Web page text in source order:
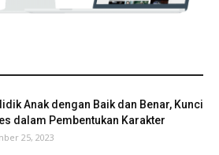
Anak dengan Baik dan Benar, Kunci
dalam Pembentukan Karakter
25, 2023